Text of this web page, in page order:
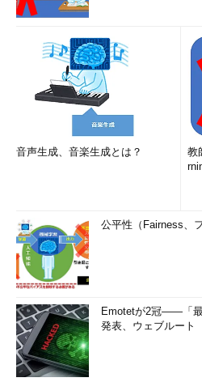
音声生成、音楽生成とは？
教
公平性（Fairness、
Emotetが2冠――「
発表、ウェブルート